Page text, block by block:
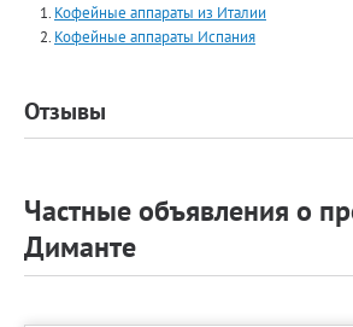
Кофейные аппараты из Италии
Кофейные аппараты Испания
Отзывы
Частные объявления о
Диманте